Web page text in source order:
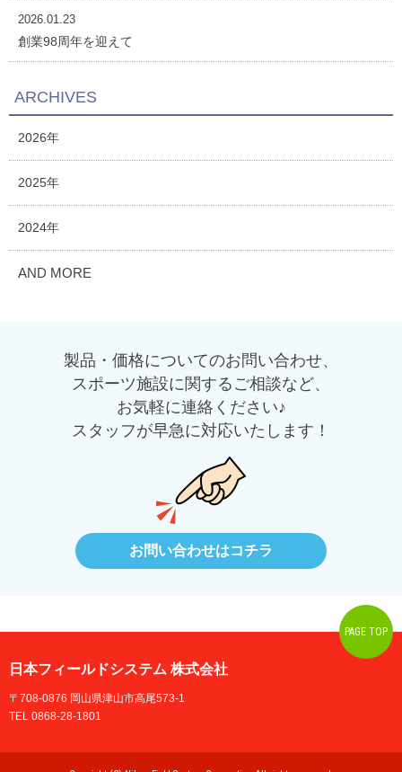
2026.01.23
創業98周年を迎えて
ARCHIVES
2026年
2025年
2024年
AND MORE
製品・価格についてのお問い合わせ、
スポーツ施設に関するご相談など、
お気軽に連絡ください♪
スタッフが早急に対応いたします！
お問い合わせはコチラ
PAGE TOP
日本フィールドシステム 株式会社
〒708-0876 岡山県津山市高尾573-1
TEL 0868-28-1801